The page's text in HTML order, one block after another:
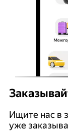
Ищите нас в
уже